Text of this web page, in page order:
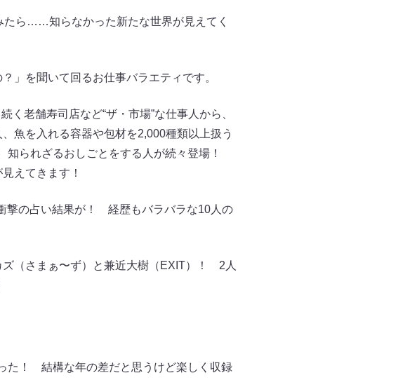
たら……知らなかった新たな世界が見えてく
」を聞いて回るお仕事バラエティです。
老舗寿司店など“ザ・市場”な仕事人から、
魚を入れる容器や包材を2,000種類以上扱う
知られざるおしごとをする人が続々登場！
えてきます！
撃の占い結果が！ 経歴もバラバラな10人の
（さまぁ〜ず）と兼近大樹（EXIT）！ 2人
た！ 結構な年の差だと思うけど楽しく収録